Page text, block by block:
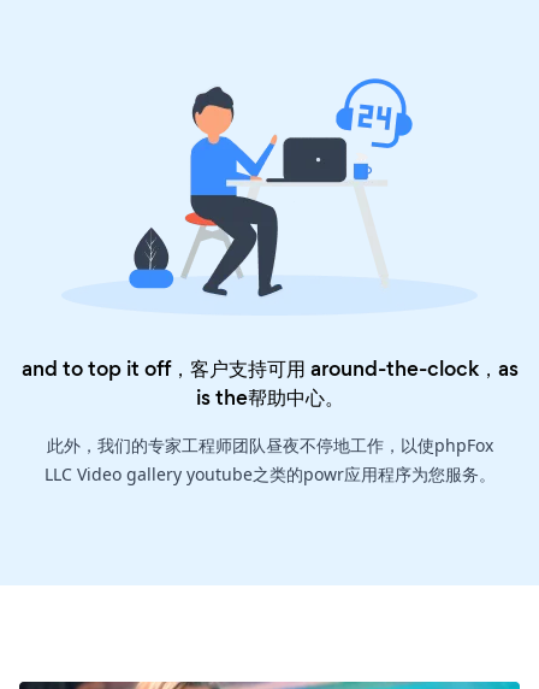
and to top it off，客户支持可用 around-the-clock，as
is the帮助中心。
此外，我们的专家工程师团队昼夜不停地工作，以使phpFox
LLC Video gallery youtube之类的powr应用程序为您服务。